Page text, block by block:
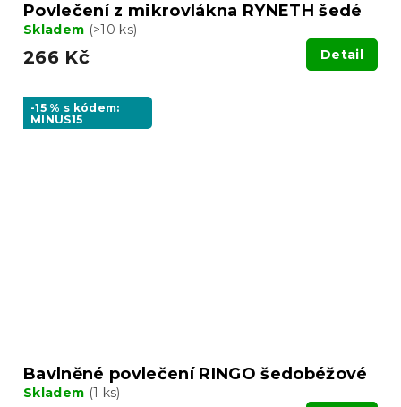
Povlečení z mikrovlákna RYNETH šedé
Skladem (>10 ks)
266 Kč Detail
-15 % s kódem:
MINUS15
Bavlněné povlečení RINGO šedobéžové
Skladem (1 ks)